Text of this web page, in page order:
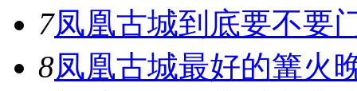
7凤凰古城到底要不要
8凤凰古城最好的篝火